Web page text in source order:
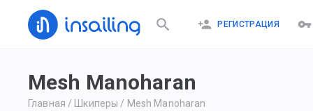
РЕГИСТРАЦИЯ
Mesh Manoharan
Главная / Шкиперы / Mesh Manoharan